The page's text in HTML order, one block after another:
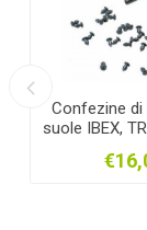
Confezine di
suole IBEX,